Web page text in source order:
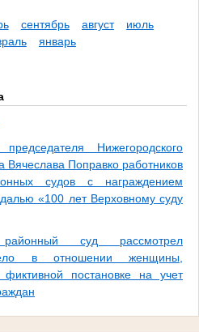
сентябрь август
июль
январь
Нижегородского
Вячеслава Поправко работников
судов с награждением
«100 лет Верховному суду
суд рассмотрел
в отношении женщины,
постановке на учет